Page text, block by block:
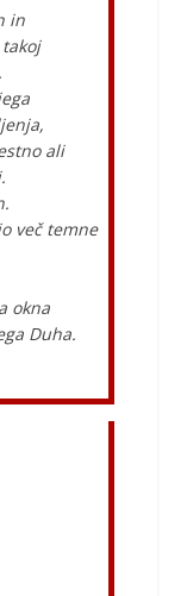
in
ali
več temne
okna
Duha.